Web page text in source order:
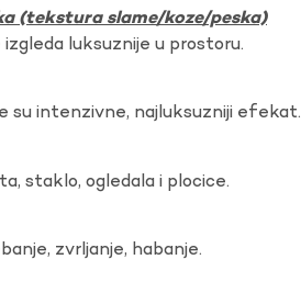
(tekstura slame/koze/peska)
luksuznije u prostoru.
su intenzivne, najluksuzniji efekat.
staklo, ogledala i plocice.
zvrljanje, habanje.